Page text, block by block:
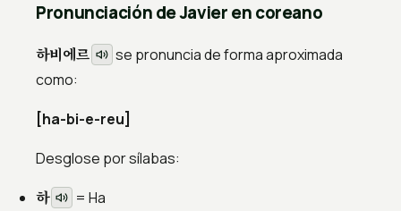
Pronunciación de Javier en coreano
하비에르
se pronuncia de forma aproximada
como:
[ha-bi-e-reu]
Desglose por sílabas:
하 = Ha